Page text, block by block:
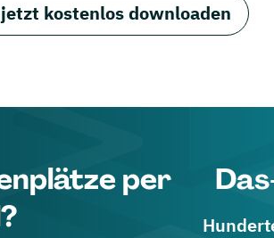
kostenlos downloaden
per